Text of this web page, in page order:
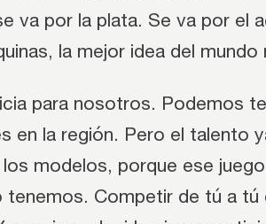
va por la plata. Se va por el
la mejor idea del
para nosotros. Podemos
en la región. Pero el talento
modelos, porque ese
tenemos. Competir de tú a